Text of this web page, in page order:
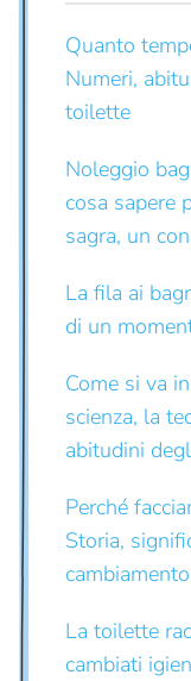
Quanto
Numeri,
toilette
Noleggio
cosa sapere
sagra, un
La fila ai
di un
Come si va
scienza, la
abitudini
Perché
Storia,
La toilette
cambiati